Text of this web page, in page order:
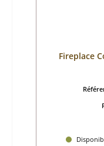
Fireplace